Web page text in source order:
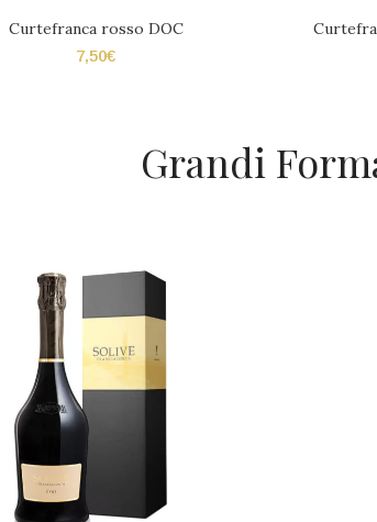
Curtefranca rosso DOC
7,50€
Grandi